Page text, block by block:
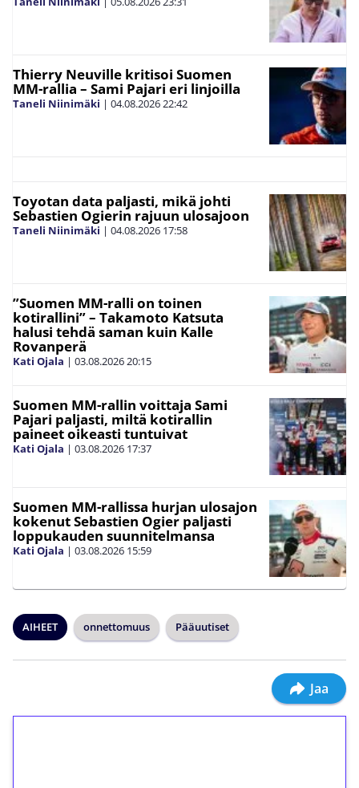
Thierry Neuville kritisoi Suomen
MM-rallia – Sami Pajari eri linjoilla
Taneli Niinimäki | 04.08.202622:42
Toyotan data paljasti, mikä johti
Sebastien Ogierin rajuun ulosajoon
Taneli Niinimäki | 04.08.2026 17:58
”Suomen MM-ralli on toinen
kotirallini” – Takamoto Katsuta
halusi tehdä saman kuin Kalle
Rovanperä
Kati Ojala | 03.08.202620:15
Suomen MM-rallin voittaja Sami
Pajari paljasti, miltä kotirallin
paineet oikeasti tuntuivat
Kati Ojala | 03.08.2026 17:37
Suomen MM-rallissa hurjan ulosajon
kokenut Sebastien Ogier paljasti
loppukauden suunnitelmansa
Kati Ojala | 03.08.2026 15:59
AIHEET onnettomuus Pääuutiset
Jaa